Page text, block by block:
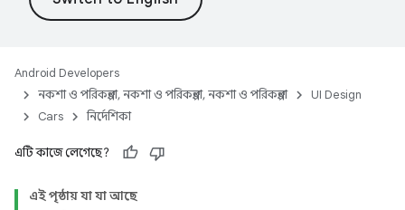
Android Developers
নকশা ও পরিকল্পনা, নকশা ও পরিকল্পনা, নকশা ও পরিকল্পনা
UI Design
Cars
নির্দেশিকা
এটি কাজে লেগেছে?
এই পৃষ্ঠায় যা যা আছে